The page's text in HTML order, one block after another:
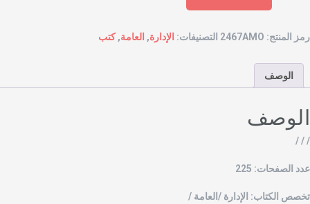
المنتج: 2467AMO التصنيفات: الإدارة, العامة,كتب
الوصف
/ /
الصفحات: 225
الكتاب: الإدارة /العامة /